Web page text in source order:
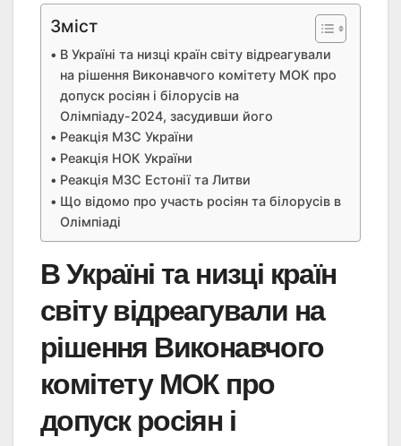
Зміст
В Україні та низці країн світу відреагували
на рішення Виконавчого комітету МОК про
допуск росіян і білорусів на
Олімпіаду-2024, засудивши його
Реакція МЗС України
Реакція НОК України
Реакція МЗС Естонії та Литви
Що відомо про участь росіян та білорусів в
Олімпіаді
В Україні та низці країн
світу відреагували на
рішення Виконавчого
комітету МОК про
допуск росіян і